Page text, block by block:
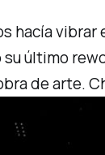
hacía
último
de arte.